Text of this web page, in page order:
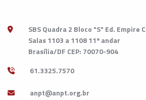
SBS Quadra 2 Bloco "S" Ed. Empire
Salas 1103 a 1108 11º andar
Brasília/DF CEP: 70070-904
61.3325.7570